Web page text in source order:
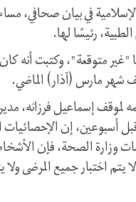
رئيسًا لها.
"غير متوقعة"، وكتبت أنه
لموقف إسماعيل فرزانه،
أسبوعين، إن
وزارة الصحة، فإن
يتم اختبار جميع